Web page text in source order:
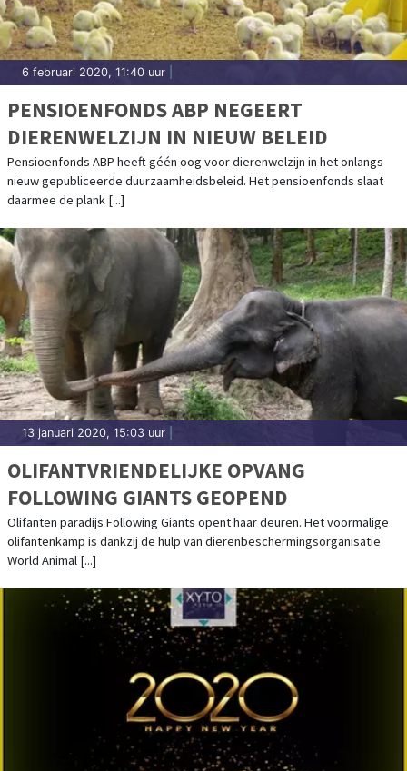
6 februari 2020, 11:40 uur
PENSIOENFONDS ABP NEGEERT
DIERENWELZIJN IN NIEUW BELEID
Pensioenfonds ABP heeft géén oog voor dierenwelzijn in het onlangs
nieuw gepubliceerde duurzaamheidsbeleid. Het pensioenfonds slaat
daarmee de plank [...]
13 januari 2020, 15:03 uur
OLIFANTVRIENDELIJKE OPVANG
FOLLOWING GIANTS GEOPEND
Olifanten paradijs Following Giants opent haar deuren. Het voormalige
olifantenkamp is dankzij de hulp van dierenbeschermingsorganisatie
World Animal [...]